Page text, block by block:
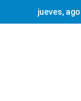
jueves,